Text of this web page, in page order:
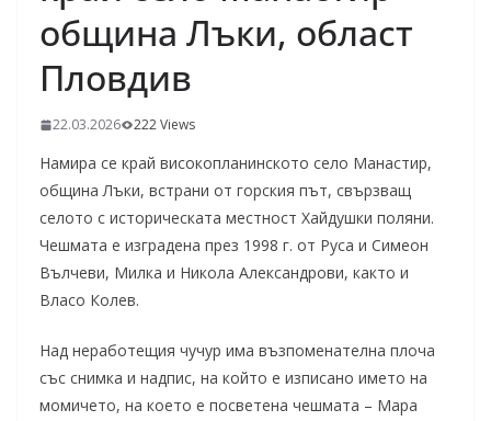
община Лъки, област
Пловдив
22.03.2026 222 Views
Намира се край високопланинското село Манастир,
община Лъки, встрани от горския път, свързващ
селото с историческата местност Хайдушки поляни.
Чешмата е изградена през 1998 г. от Руса и Симеон
Вълчеви, Милка и Никола Александрови, както и
Власо Колев.
Над неработещия чучур има възпоменателна плоча
със снимка и надпис, на който е изписано името на
момичето, на което е посветена чешмата – Мара